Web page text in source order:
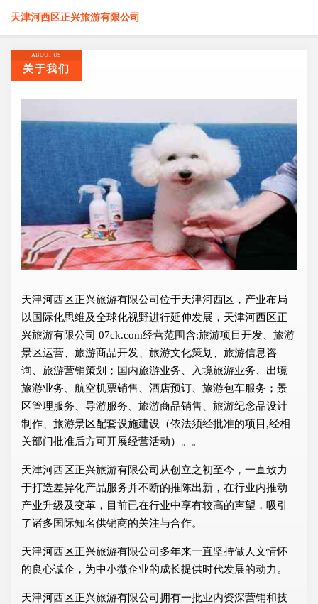
天津河西区正兴旅游有限公司
ABOUT US
关于我们
天津河西区正兴旅游有限公司位于天津河西区，产业布局
以国际化思维及全球化视野进行延伸发展，天津河西区正
兴旅游有限公司 07ck.com经营范围含:旅游项目开发、旅游
景区运营、旅游商品开发、旅游文化策划、旅游信息咨
询、旅游营销策划；国内旅游业务、入境旅游业务、出境
旅游业务、航空机票销售、酒店预订、旅游包车服务；景
区管理服务、导游服务、旅游商品销售、旅游纪念品设计
制作、旅游景区配套设施建设（依法须经批准的项目,经相
关部门批准后方可开展经营活动）。。
天津河西区正兴旅游有限公司从创立之初至今，一直致力
于打造差异化产品服务并不断的推陈出新，在行业内推动
产业升级及变革，目前已在行业中享有较高的声望，吸引
了诸多国际知名供销商的关注与合作。
天津河西区正兴旅游有限公司多年来一直坚持做人文情怀
的良心诚企，为中小微企业的成长提供时代发展的动力。
天津河西区正兴旅游有限公司拥有一批业内资深营销和技